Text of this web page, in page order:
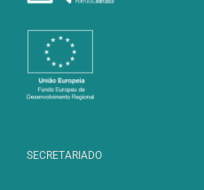
SECRETARIADO